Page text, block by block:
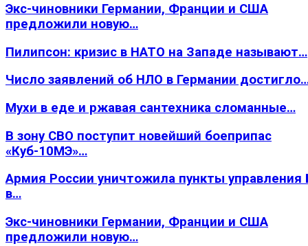
Экс-чиновники Германии, Франции и США
предложили новую…
Пилипсон: кризис в НАТО на Западе называют…
Число заявлений об НЛО в Германии
Мухи в еде и ржавая сантехника сломанные…
В зону СВО поступит новейший боеприпас
«Куб-10МЭ»…
Армия России уничтожила пункты
в…
Экс-чиновники Германии, Франции и США
предложили новую…